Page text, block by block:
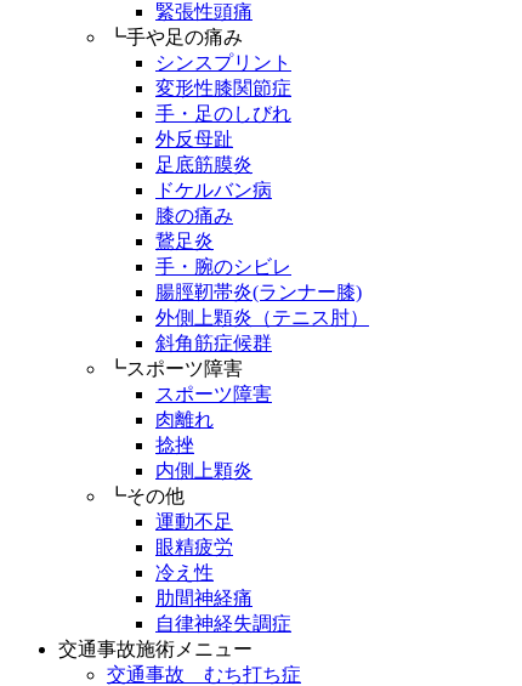
緊張性頭痛
┗手や足の痛み
シンスプリント
変形性膝関節症
手・足のしびれ
外反母趾
足底筋膜炎
ドケルバン病
膝の痛み
鵞足炎
手・腕のシビレ
腸脛靭帯炎(ランナー膝)
外側上顆炎（テニス肘）
斜角筋症候群
┗スポーツ障害
スポーツ障害
肉離れ
捻挫
内側上顆炎
┗その他
運動不足
眼精疲労
冷え性
肋間神経痛
自律神経失調症
交通事故施術メニュー
交通事故 むち打ち症